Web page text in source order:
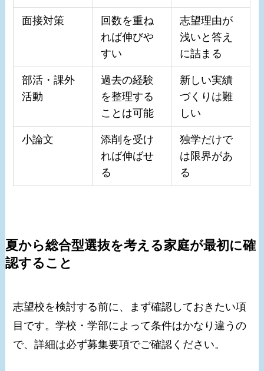
面接対策
回数を重ね
れば伸びや
すい
志望理由が
浅いと答え
に詰まる
部活・課外
活動
過去の経験
を整理する
ことは可能
新しい実績
づくりは難
しい
小論文
添削を受け
れば伸ばせ
る
独学だけで
は限界があ
る
夏から総合型選抜を考える家庭が最初に確
認すること
志望校を検討する前に、まず確認しておきたい項
目です。学校・学部によって条件はかなり違うの
で、詳細は必ず募集要項でご確認ください。